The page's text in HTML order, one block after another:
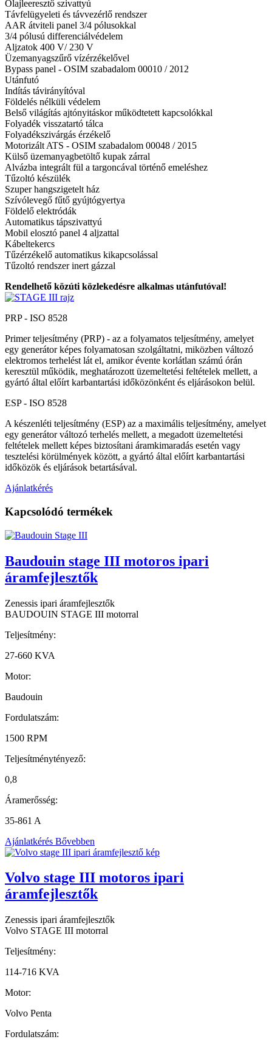
Olajleeresztő szivattyú
Távfelügyeleti és távvezérlő rendszer
AAR átviteli panel 3/4 pólusokkal
3/4 pólusú differenciálvédelem
Aljzatok 400 V/ 230 V
Üzemanyagszűrő vízérzékelővel
Bypass panel - OSIM szabadalom 00010 / 2012
Utánfutó
Indítás távirányítóval
Földelés nélküli védelem
Belső világítás ajtónyitáskor működtetett kapcsolókkal
Folyadék visszatartó tálca
Folyadékszivárgás érzékelő
Motorizált ATS - OSIM szabadalom 00048 / 2015
Külső üzemanyagbetöltő kupak zárral
Alvázba integrált fül a targoncával történő emeléshez
Tűzoltó készülék
Szuper hangszigetelt ház
Szívólevegő fűtő gyújtógyertya
Földelő elektródák
Automatikus tápszivattyú
Mobil elosztó panel 4 aljzattal
Kábeltekercs
Tűzérzékelő automatikus kikapcsolással
Tűzoltó rendszer inert gázzal
Rendelhető közúti közlekedésre alkalmas utánfutóval!
PRP - ISO 8528
Primer teljesítmény (PRP) - az a folyamatos teljesítmény, amelyet
egy generátor képes folyamatosan szolgáltatni, miközben változó
elektromos terhelést lát el, amikor évente korlátlan számú órán
keresztül működik, meghatározott üzemeltetési feltételek mellett, a
gyártó által előírt karbantartási időközönként és eljárásokon belül.
ESP - ISO 8528
A készenléti teljesítmény (ESP) az a maximális teljesítmény, amelyet
egy generátor változó terhelés mellett, a megadott üzemeltetési
feltételek mellett képes biztosítani áramkimaradás esetén vagy
tesztelési körülmények között, a gyártó által előírt karbantartási
időközök és eljárások betartásával.
Ajánlatkérés
Kapcsolódó termékek
Baudouin stage III motoros ipari
áramfejlesztők
Zenessis ipari áramfejlesztők
BAUDOUIN STAGE III motorral
Teljesítmény:
27-660 KVA
Motor:
Baudouin
Fordulatszám:
1500 RPM
Teljesítménytényező:
0,8
Áramerősség:
35-861 A
Ajánlatkérés Bővebben
Volvo stage III motoros ipari
áramfejlesztők
Zenessis ipari áramfejlesztők
Volvo STAGE III motorral
Teljesítmény:
114-716 KVA
Motor:
Volvo Penta
Fordulatszám: